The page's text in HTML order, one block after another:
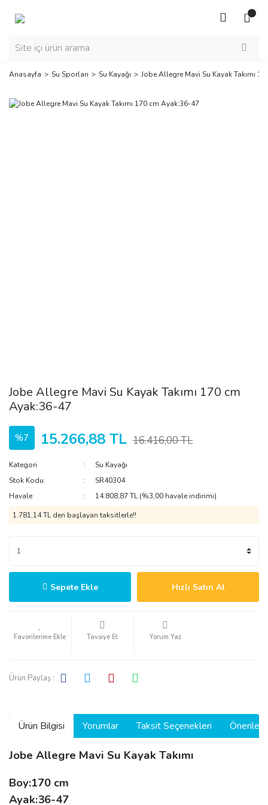
Anasayfa Su Sporları Su Kayağı Jobe Allegre Mavi Su Kayak Takımı
Jobe Allegre Mavi Su Kayak Takımı 170 cm
Ayak:36-47
%7 15.266,88 TL 16.416,00 TL
Kategori
Su Kayağı
Stok Kodu
SR40304
Havale
14.808,87 TL (%3,00 havale indirimi)
1.781,14 TL den başlayan taksitlerle!!
Sepete Ekle Hızlı Satın Al
Tavsiye Et Yorum Yaz
Ürün Paylaş :
Ürün Bilgisi Yorumlar Taksit Seçenekleri
Jobe Allegre Mavi Su Kayak Takımı
Boy:170 cm
Ayak:36-47